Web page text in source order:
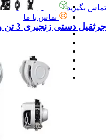
پیگیری سفارشات
تماس با ما
تماس بگیرید
جرثقیل دستی زنجیری 3 تن ویتال